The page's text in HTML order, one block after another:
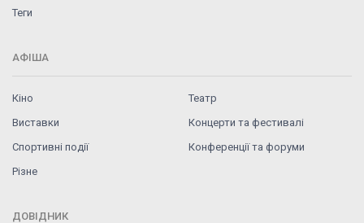
Теги
АФІША
Кіно
Театр
Виставки
Концерти та фестивалі
Спортивні події
Конференції та форуми
Різне
ДОВІДНИК